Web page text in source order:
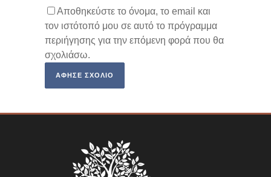
Αποθηκεύστε το όνομα, το email και
τον ιστότοπό μου σε αυτό το πρόγραμμα
περιήγησης για την επόμενη φορά που θα
σχολιάσω.